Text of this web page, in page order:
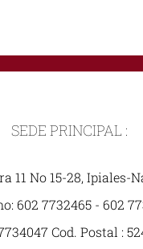
SEDE PRINCIPAL :
11 No 15-28, Ipiales-
602 7732465 - 602
Cod. Postal :